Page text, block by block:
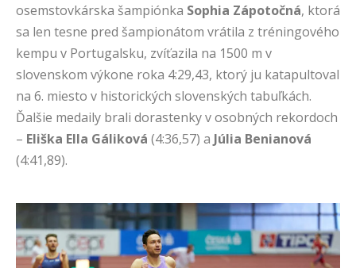
osemstovkárska šampiónka Sophia Zápotočná, ktorá
sa len tesne pred šampionátom vrátila z tréningového
kempu v Portugalsku, zvíťazila na 1500 m v
slovenskom výkone roka 4:29,43, ktorý ju katapultoval
na 6. miesto v historických slovenských tabuľkách.
Ďalšie medaily brali dorastenky v osobných rekordoch
– Eliška Ella Gáliková (4:36,57) a Júlia Benianová
(4:41,89).